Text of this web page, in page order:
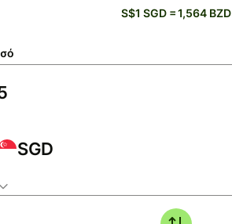
S$1 SGD = 1,564 BZD
SGD